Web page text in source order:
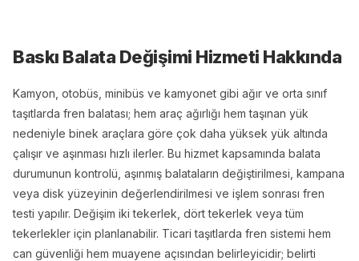
Baskı Balata Değişimi Hizmeti Hakkında
Kamyon, otobüs, minibüs ve kamyonet gibi ağır ve orta sınıf
taşıtlarda fren balatası; hem araç ağırlığı hem taşınan yük
nedeniyle binek araçlara göre çok daha yüksek yük altında
çalışır ve aşınması hızlı ilerler. Bu hizmet kapsamında balata
durumunun kontrolü, aşınmış balataların değiştirilmesi, kampana
veya disk yüzeyinin değerlendirilmesi ve işlem sonrası fren
testi yapılır. Değişim iki tekerlek, dört tekerlek veya tüm
tekerlekler için planlanabilir. Ticari taşıtlarda fren sistemi hem
can güvenliği hem muayene açısından belirleyicidir; belirti